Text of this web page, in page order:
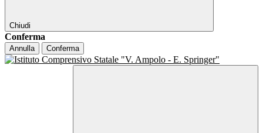
Chiudi
Conferma
Annulla Conferma